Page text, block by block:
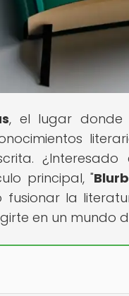
, el lugar donde
principal, "
fusionar la
en un mundo